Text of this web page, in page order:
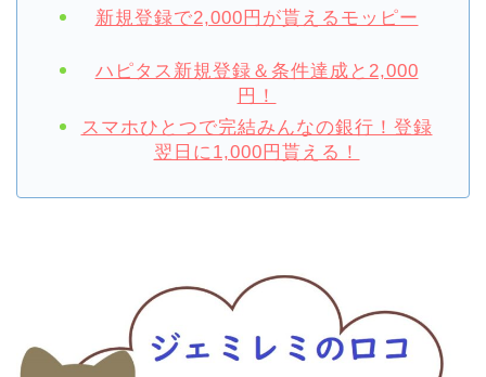
新規登録で2,000円が貰えるモッピー
ハピタス新規登録＆条件達成と2,000
円！
スマホひとつで完結みんなの銀行！登録
翌日に1,000円貰える！